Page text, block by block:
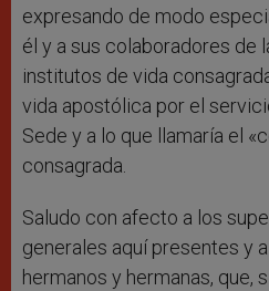
expresando de modo
él y a sus colaboradores de
institutos de vida
vida apostólica por el
Sede y a lo que llamaría el
consagrada.
Saludo con afecto a los
generales aquí presentes y
hermanos y hermanas, que,